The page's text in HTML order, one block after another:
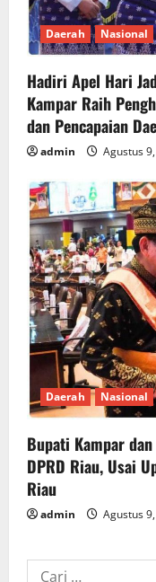
Daerah Nasional
Hadiri Apel Hari
Kampar Raih
dan Pencapaian
admin Agustus
Daerah Nasional
Bupati Kampar
DPRD Riau, Usai
Riau
admin Agustus
Cari